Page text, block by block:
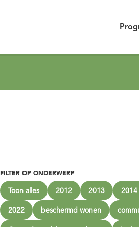
FILTER OP ONDERWERP
Toon alles 2012 2013 2014
2022 beschermd wonen